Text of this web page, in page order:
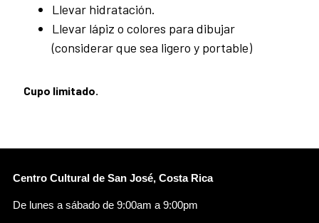
Llevar hidratación.
Llevar lápiz o colores para dibujar
(considerar que sea ligero y portable)
Cupo limitado.
Centro Cultural de San José, Costa Rica
De lunes a sábado de 9:00am a 9:00pm